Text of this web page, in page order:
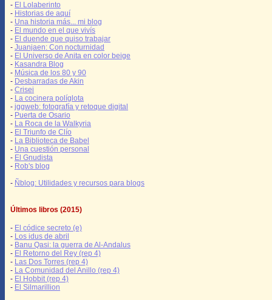
- El Lolaberinto
- Historias de aquí
- Una historia más... mi blog
- El mundo en el que vivís
- El duende que quiso trabajar
- Juanjaen: Con nocturnidad
- El Universo de Anita en color beige
- Kasandra Blog
- Música de los 80 y 90
- Desbarradas de Akin
- Crisei
- La cocinera políglota
- jggweb: fotografía y retoque digital
- Puerta de Osario
- La Roca de la Walkyria
- El Triunfo de Clío
- La Biblioteca de Babel
- Una cuestión personal
- El Gnudista
- Rob's blog
- Ñblog: Utilidades y recursos para blogs
Últimos libros (2015)
- El códice secreto (e)
- Los idus de abril
- Banu Qasi: la guerra de Al-Andalus
- El Retorno del Rey (rep 4)
- Las Dos Torres (rep 4)
- La Comunidad del Anillo (rep 4)
- El Hobbit (rep 4)
- El Silmarillion